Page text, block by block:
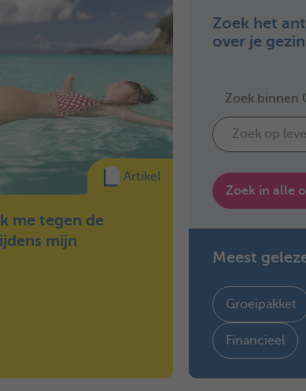
Artikel
me tegen de
mijn
Zoek het
over je
Zoek binnen
Zoek in alle
Meest
Groeipakket
Financieel